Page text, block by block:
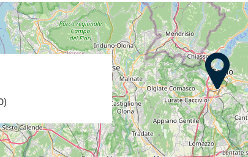
ANNUNCIO sono state compilate con cura affinché
di gestione automatizzata possono contenere errori e/o
stesse,
e si consiglia di contattarci per ogni